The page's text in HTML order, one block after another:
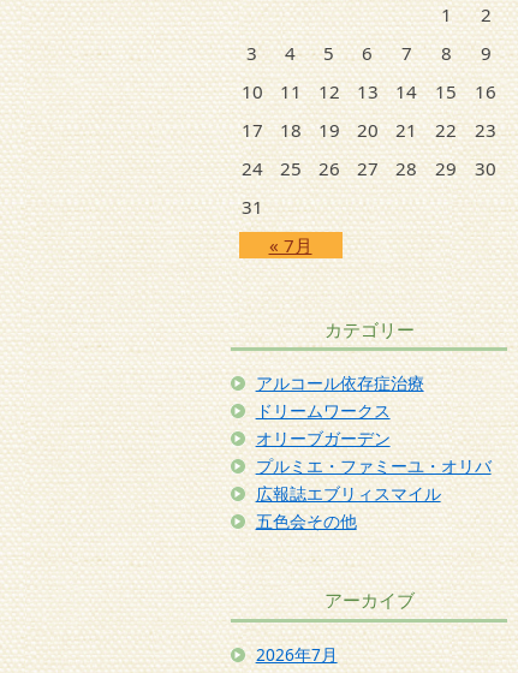
« 7月
1
2
3
4 5 6 7 8
9
10
11 12 13 14 15
16
17
18 19 20 21 22
23
24
25 26 27 28 29
30
31
カテゴリー
アルコール依存症治療
ドリームワークス
オリーブガーデン
プルミエ・ファミーユ・オリバ
広報誌エブリィスマイル
五色会その他
アーカイブ
2026年7月